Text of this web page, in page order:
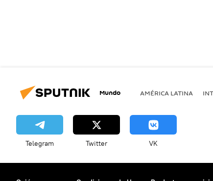
Mundo AMÉRICA LATINA
Telegram Twitter VK